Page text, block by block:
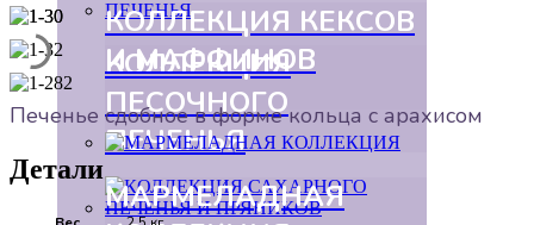
КОЛЛЕКЦИЯ
ПЕСОЧНОГО
ПЕЧЕНЬЯ
КОЛЛЕКЦИЯ КЕКСОВ
И МАФФИНОВ
МАРМЕЛАДНАЯ
Печенье сдобное в форме кольца с арахисом
Детали